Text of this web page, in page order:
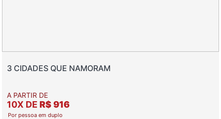
3 CIDADES QUE NAMORAM
A PARTIR DE
10X DE R$ 916
Por pessoa em duplo